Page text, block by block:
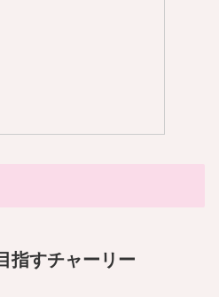
指すチャーリー